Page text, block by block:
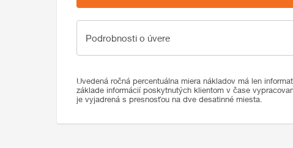
Podrobnosti o úvere
Podrobnosti o úvere
Uvedená ročná percentuálna miera nákladov má len
základe informácií poskytnutých klientom v čase
je vyjadrená s presnosťou na dve desatinné miesta.